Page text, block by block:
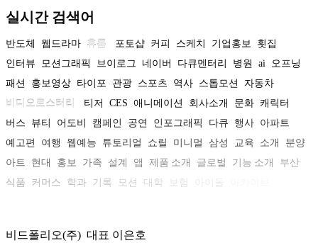
실시간 검색어
반도체 웹드라마 휴롬 포토샵 커피 스케치 기업홍보
횟집
인터뷰
모션그래픽 브이로그 네이버 다큐멘터리 병원 ai 오프닝
패션
홍보영상 타이포 관광 스포츠 역사 스톱모션
자동차
비디오로스터리
티저 CES 애니메이션 회사소개 문화 캐릭터
버스
뷰티 어도비 캠페인 공연 인포그래픽 다큐 행사 아파트
예고편
여행 웹예능 튜토리얼 쇼릴 미니멀 삼성 교육 소개
분양
아트
현대 홍보 가족 설계 앱 제품 소개 글로벌 기능 소개
부산
식품
커머스 학과 기록 모션 대학 보험
비드폴리오(주) 대표 이은호